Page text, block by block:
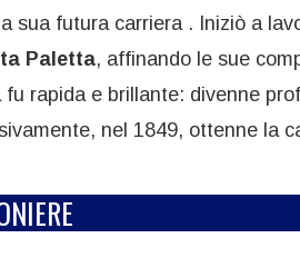
sua futura carriera . Iniziò a
Paletta, affinando le sue
rapida e brillante: divenne
nel 1849, ottenne la